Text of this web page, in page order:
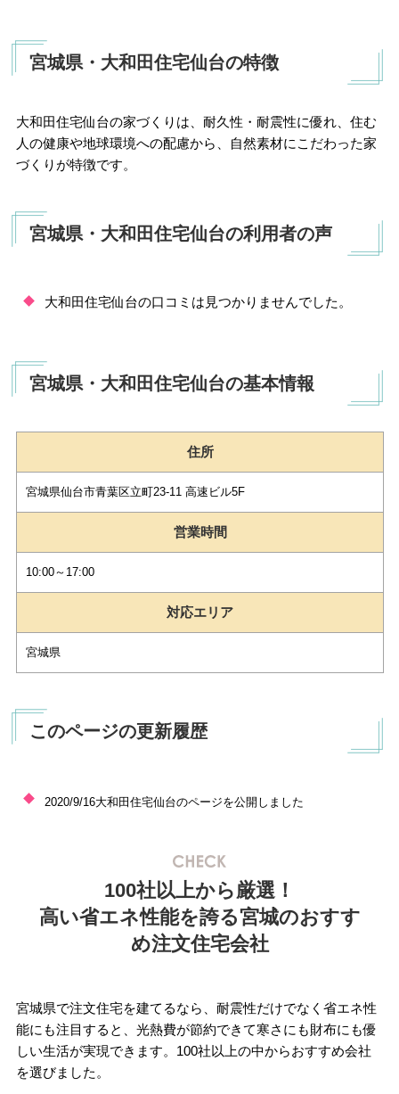
宮城県・大和田住宅仙台の特徴
大和田住宅仙台の家づくりは、耐久性・耐震性に優れ、住む
人の健康や地球環境への配慮から、自然素材にこだわった家
づくりが特徴です。
宮城県・大和田住宅仙台の利用者の声
大和田住宅仙台の口コミは見つかりませんでした。
宮城県・大和田住宅仙台の基本情報
住所
宮城県仙台市青葉区立町23-11 高速ビル5F
営業時間
10:00～17:00
対応エリア
宮城県
このページの更新履歴
2020/9/16大和田住宅仙台のページを公開しました
100社以上から厳選！
高い省エネ性能を誇る宮城のおすす
め注文住宅会社
宮城県で注文住宅を建てるなら、耐震性だけでなく省エネ性
能にも注目すると、光熱費が節約できて寒さにも財布にも優
しい生活が実現できます。100社以上の中からおすすめ会社
を選びました。